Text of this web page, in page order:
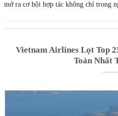
mở ra cơ hội hợp tác không chỉ trong
Vietnam Airlines Lọt Top
Toàn Nhất